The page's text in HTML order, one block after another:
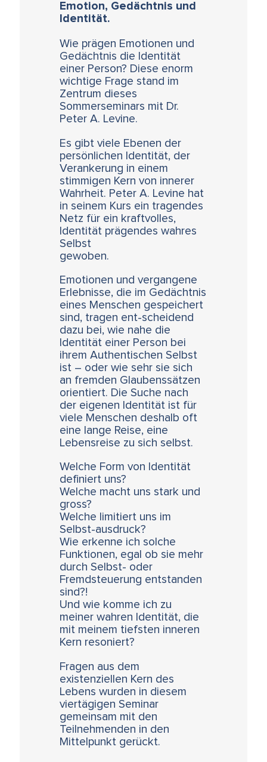
Emotion, Gedächtnis und
Identität.
Wie prägen Emotionen und
Gedächtnis die Identität
einer Person? Diese enorm
wichtige Frage stand im
Zentrum dieses
Sommerseminars mit Dr.
Peter A. Levine.
Es gibt viele Ebenen der
persönlichen Identität, der
Verankerung in einem
stimmigen Kern von innerer
Wahrheit. Peter A. Levine hat
in seinem Kurs ein tragendes
Netz für ein kraftvolles,
Identität prägendes wahres
Selbst
gewoben.
Emotionen und vergangene
Erlebnisse, die im Gedächtnis
eines Menschen gespeichert
sind, tragen ent-scheidend
dazu bei, wie nahe die
Identität einer Person bei
ihrem Authentischen Selbst
ist – oder wie sehr sie sich
an fremden Glaubenssätzen
orientiert. Die Suche nach
der eigenen Identität ist für
viele Menschen deshalb oft
eine lange Reise, eine
Lebensreise zu sich selbst.
Welche Form von Identität
definiert uns?
Welche macht uns stark und
gross?
Welche limitiert uns im
Selbst-ausdruck?
Wie erkenne ich solche
Funktionen, egal ob sie mehr
durch Selbst- oder
Fremdsteuerung entstanden
sind?!
Und wie komme ich zu
meiner wahren Identität, die
mit meinem tiefsten inneren
Kern resoniert?
Fragen aus dem
existenziellen Kern des
Lebens wurden in diesem
viertägigen Seminar
gemeinsam mit den
Teilnehmenden in den
Mittelpunkt gerückt.